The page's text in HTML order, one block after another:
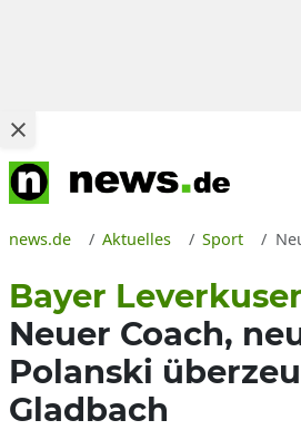
news.de Aktuelles Sport
Bayer
Neuer Coach,
Polanski
Gladbach